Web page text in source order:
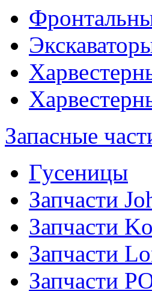
Запасные
Гусеницы
Запчасти
Запчасти
Запчасти
Запчасти